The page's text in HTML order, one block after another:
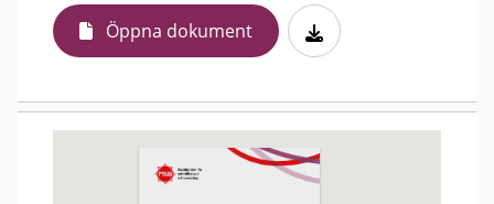
Öppna dokument